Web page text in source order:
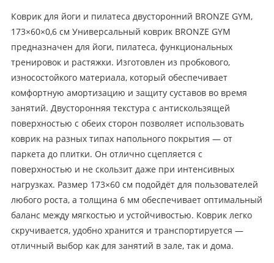
Коврик для йоги и пилатеса двусторонний BRONZE GYM,
173×60×0,6 см Универсальный коврик BRONZE GYM
предназначен для йоги, пилатеса, функциональных
тренировок и растяжки. Изготовлен из пробкового,
износостойкого материала, который обеспечивает
комфортную амортизацию и защиту суставов во время
занятий. Двусторонняя текстура с антискользящей
поверхностью с обеих сторон позволяет использовать
коврик на разных типах напольного покрытия — от
паркета до плитки. Он отлично сцепляется с
поверхностью и не скользит даже при интенсивных
нагрузках. Размер 173×60 см подойдёт для пользователей
любого роста, а толщина 6 мм обеспечивает оптимальный
баланс между мягкостью и устойчивостью. Коврик легко
скручивается, удобно хранится и транспортируется —
отличный выбор как для занятий в зале, так и дома.